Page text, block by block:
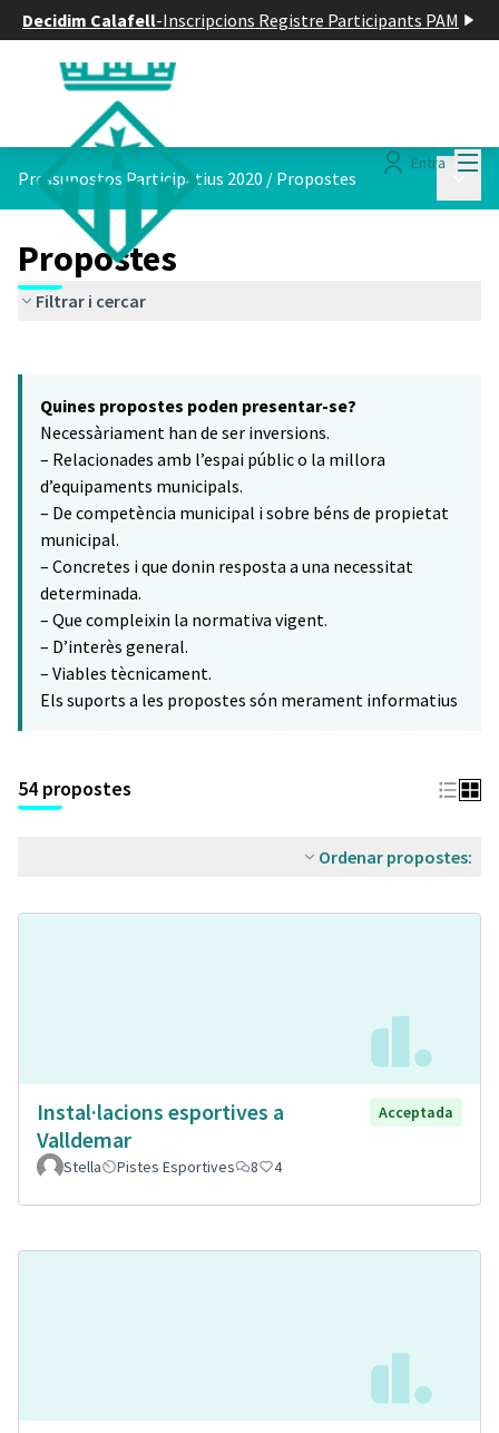
Decidim Calafell-Inscripcions Registre Participants PAM
Entra
Pressupostos Participatius 2020 / Propostes
Propostes
Filtrar i cercar
−
Quines propostes poden presentar-se?
Necessàriament han de ser inversions.
– Relacionades amb l’espai públic o la millora
d’equipaments municipals.
– De competència municipal i sobre béns de propietat
municipal.
– Concretes i que donin resposta a una necessitat
determinada.
– Que compleixin la normativa vigent.
– D’interès general.
– Viables tècnicament.
Els suports a les propostes són merament informatius
54 propostes
Ordenar propostes:
Instal·lacions esportives a
Valldemar
Acceptada
Stella Pistes Esportives 8 4